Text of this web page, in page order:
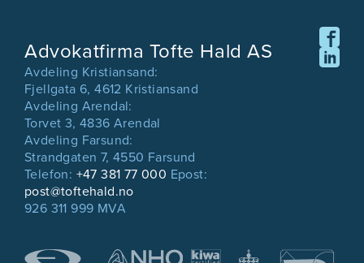
Advokatfirma Tofte Hald AS
Avdeling Kristiansand:
Fjellgata 6, 4612 Kristiansand
Avdeling Arendal:
Torvet 3, 4836 Arendal
Avdeling Farsund:
Strandgaten 7, 4550 Farsund
Telefon: +47 381 77 000 Epost:
post@toftehald.no
926 311 999 MVA